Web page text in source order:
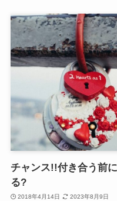
チャンス!!付き合う前
る?
2018年4月14日 2023年8月9日